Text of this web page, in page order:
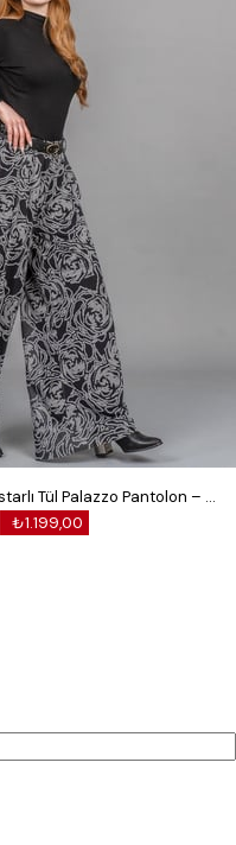
Kadın Yüksek Bel Astarlı Tül Palazzo Pantolon – Lastikli Bel Bol Paça Esnek 30342
₺1.199,00